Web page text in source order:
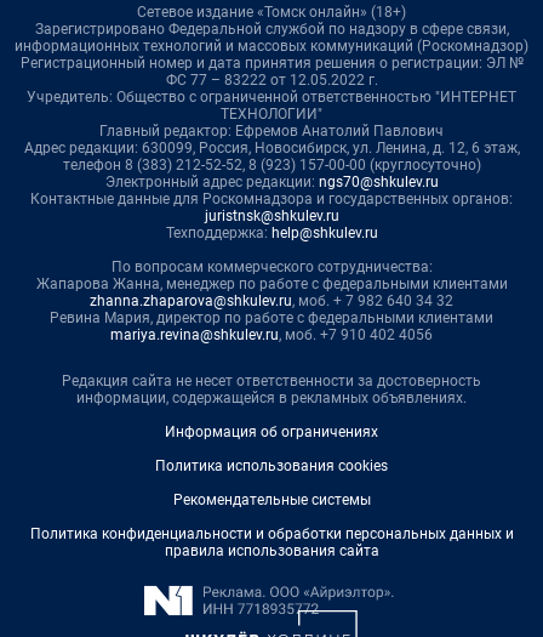
Сетевое издание «Томск онлайн» (18+)
Зарегистрировано Федеральной службой по надзору в сфере связи,
информационных технологий и массовых коммуникаций (Роскомнадзор)
Регистрационный номер и дата принятия решения о регистрации: ЭЛ №
ФС 77 – 83222 от 12.05.2022 г.
Учредитель: Общество с ограниченной ответственностью "ИНТЕРНЕТ
ТЕХНОЛОГИИ"
Главный редактор: Ефремов Анатолий Павлович
Адрес редакции: 630099, Россия, Новосибирск, ул. Ленина, д. 12, 6 этаж,
телефон 8 (383) 212-52-52, 8 (923) 157-00-00 (круглосуточно)
Электронный адрес редакции: ngs70@shkulev.ru
Контактные данные для Роскомнадзора и государственных органов:
juristnsk@shkulev.ru
Техподдержка: help@shkulev.ru
По вопросам коммерческого сотрудничества:
Жапарова Жанна, менеджер по работе с федеральными клиентами
zhanna.zhaparova@shkulev.ru, моб. + 7 982 640 34 32
Ревина Мария, директор по работе с федеральными клиентами
mariya.revina@shkulev.ru, моб. +7 910 402 4056
Редакция сайта не несет ответственности за достоверность
информации, содержащейся в рекламных объявлениях.
Информация об ограничениях
Политика использования cookies
Рекомендательные системы
Политика конфиденциальности и обработки персональных данных и
правила использования сайта